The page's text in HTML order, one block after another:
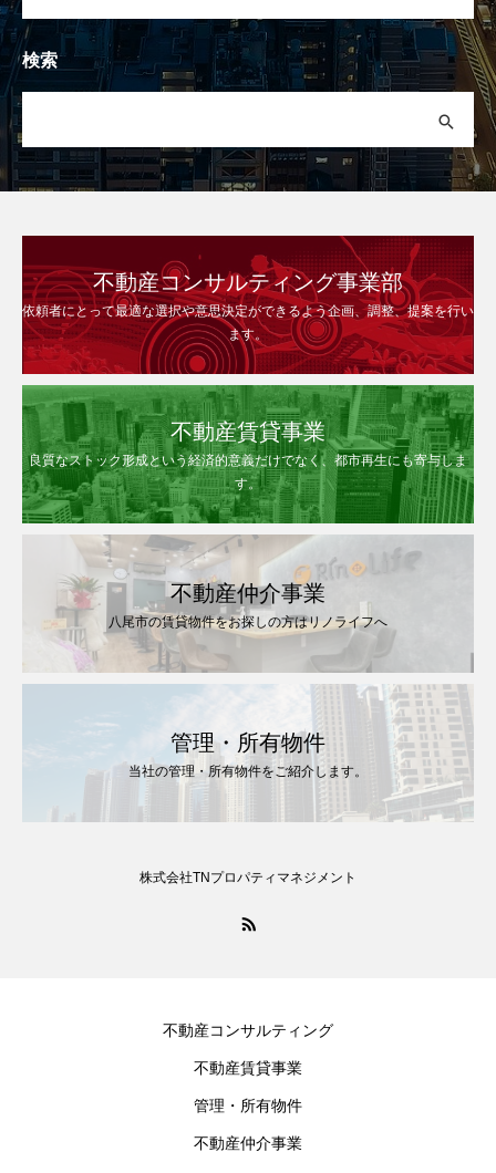
検索
不動産コンサルティング事業部
依頼者にとって最適な選択や意思決定ができるよう企画、調整、提案を行い
ます。
不動産賃貸事業
良質なストック形成という経済的意義だけでなく、都市再生にも寄与しま
す。
不動産仲介事業
八尾市の賃貸物件をお探しの方はリノライフへ
管理・所有物件
当社の管理・所有物件をご紹介します。
株式会社TNプロパティマネジメント
不動産コンサルティング
不動産賃貸事業
管理・所有物件
不動産仲介事業